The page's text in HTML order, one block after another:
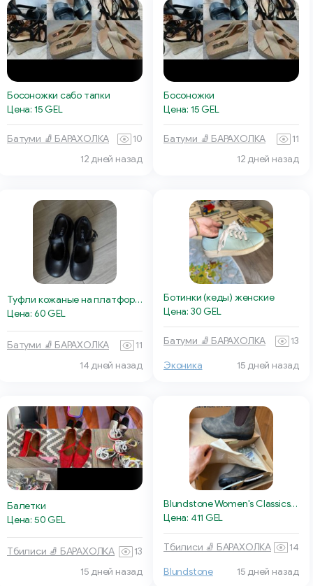
Босоножки сабо тапки
Цена: 15 GEL
Батуми 🧦 БАРАХОЛКА
10
12 дней назад
Босоножки
Цена: 15 GEL
Батуми 🧦 БАРАХОЛКА
11
12 дней назад
Туфли кожаные на платформе
Цена: 60 GEL
Батуми 🧦 БАРАХОЛКА
11
14 дней назад
Ботинки (кеды) женские
Цена: 30 GEL
Батуми 🧦 БАРАХОЛКА 13
Эконика 15 дней назад
Балетки
Цена: 50 GEL
Тбилиси 🧦 БАРАХОЛКА
13
15 дней назад
Blundstone Women's Classics #585
Цена: 411 GEL
Тбилиси 🧦 БАРАХОЛКА 14
Blundstone 15 дней назад